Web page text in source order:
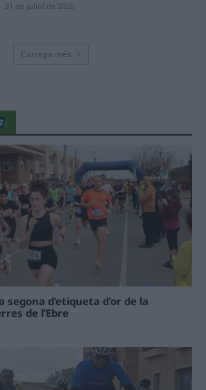
31 de juliol de 2026
Carrega més
segona d’etiqueta d’or de la
de l’Ebre